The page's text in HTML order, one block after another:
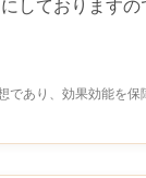
しております
であり、効果効能を保